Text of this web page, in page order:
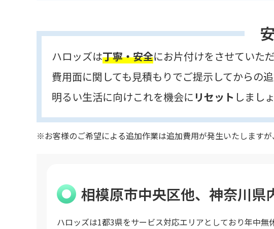
ハロッズは丁寧・安全にお片付けをさせていただ
費用面に関しても見積もりでご提示してからの
明るい生活に向けこれを機会に リセット しましょ
※お客様のご希望による追加作業は追加費用が発生いたします
相模原市中央区他、神奈川県
ハロッズは1都3県をサービス対応エリアとしており年中無